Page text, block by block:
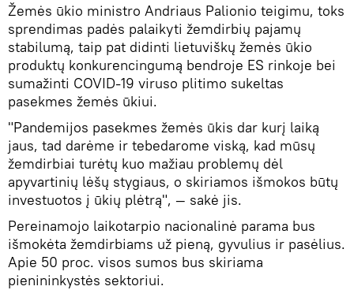
Žemės ūkio ministro Andriaus Palionio teigimu, toks
sprendimas padės palaikyti žemdirbių pajamų
stabilumą, taip pat didinti lietuviškų žemės ūkio
produktų konkurencingumą bendroje ES rinkoje bei
sumažinti COVID-19 viruso plitimo sukeltas
pasekmes žemės ūkiui.
"Pandemijos pasekmes žemės ūkis dar kurį laiką
jaus, tad darėme ir tebedarome viską, kad mūsų
žemdirbiai turėtų kuo mažiau problemų dėl
apyvartinių lėšų stygiaus, o skiriamos išmokos būtų
investuotos į ūkių plėtrą", — sakė jis.
Pereinamojo laikotarpio nacionalinė parama bus
išmokėta žemdirbiams už pieną, gyvulius ir pasėlius.
Apie 50 proc. visos sumos bus skiriama
pienininkystės sektoriui.